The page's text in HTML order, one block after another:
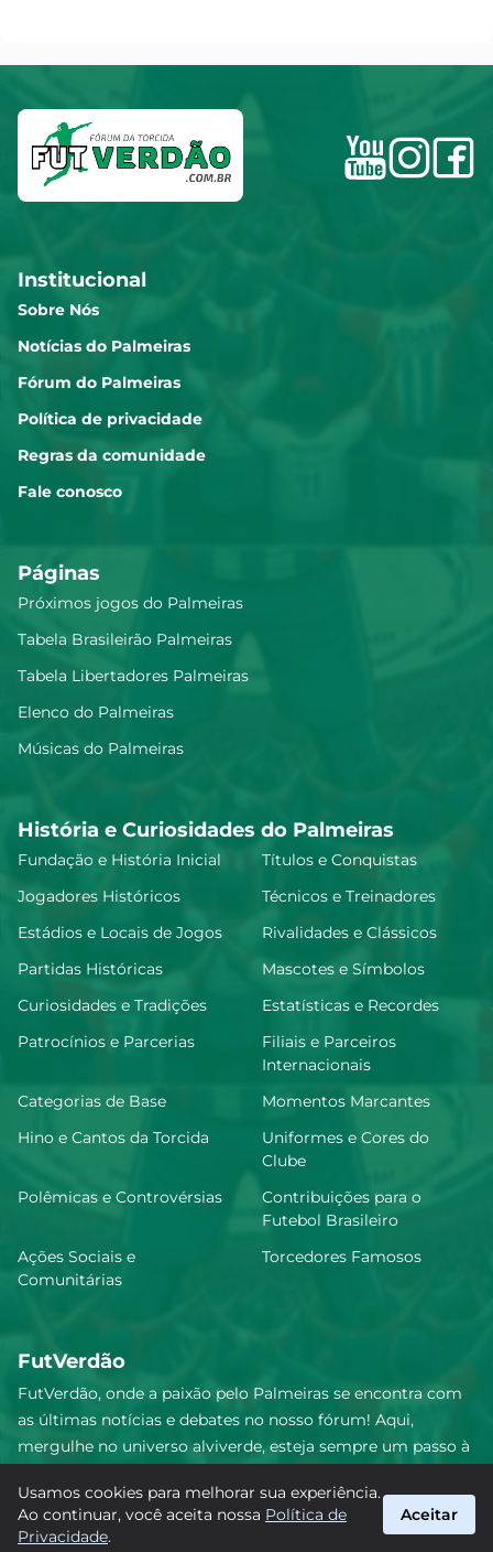
Institucional
Sobre Nós
Notícias do Palmeiras
Fórum do Palmeiras
Política de privacidade
Regras da comunidade
Fale conosco
Páginas
Próximos jogos do Palmeiras
Tabela Brasileirão Palmeiras
Tabela Libertadores Palmeiras
Elenco do Palmeiras
Músicas do Palmeiras
História e Curiosidades do Palmeiras
Fundação e História Inicial
Títulos e Conquistas
Jogadores Históricos
Técnicos e Treinadores
Estádios e Locais de Jogos
Rivalidades e Clássicos
Partidas Históricas
Mascotes e Símbolos
Curiosidades e Tradições
Estatísticas e Recordes
Patrocínios e Parcerias
Filiais e Parceiros
Internacionais
Categorias de Base
Momentos Marcantes
Hino e Cantos da Torcida
Uniformes e Cores do
Clube
Polêmicas e Controvérsias
Contribuições para o
Futebol Brasileiro
Ações Sociais e
Comunitárias
Torcedores Famosos
FutVerdão
FutVerdão, onde a paixão pelo Palmeiras se encontra com
as últimas notícias e debates no nosso fórum! Aqui,
mergulhe no universo alviverde, esteja sempre um passo à
comunidade. Junte-se a nós nesta jornada emocionante!
#Palmeiras #FutVerdão
Usamos cookies para melhorar sua experiência.
Ao continuar, você aceita nossa Política de
Privacidade.
Aceitar